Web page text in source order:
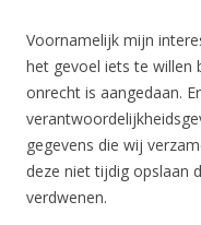
Voornamelijk mijn
het gevoel iets te willen
onrecht is aangedaan.
gegevens die wij
deze niet tijdig opslaan
verdwenen.